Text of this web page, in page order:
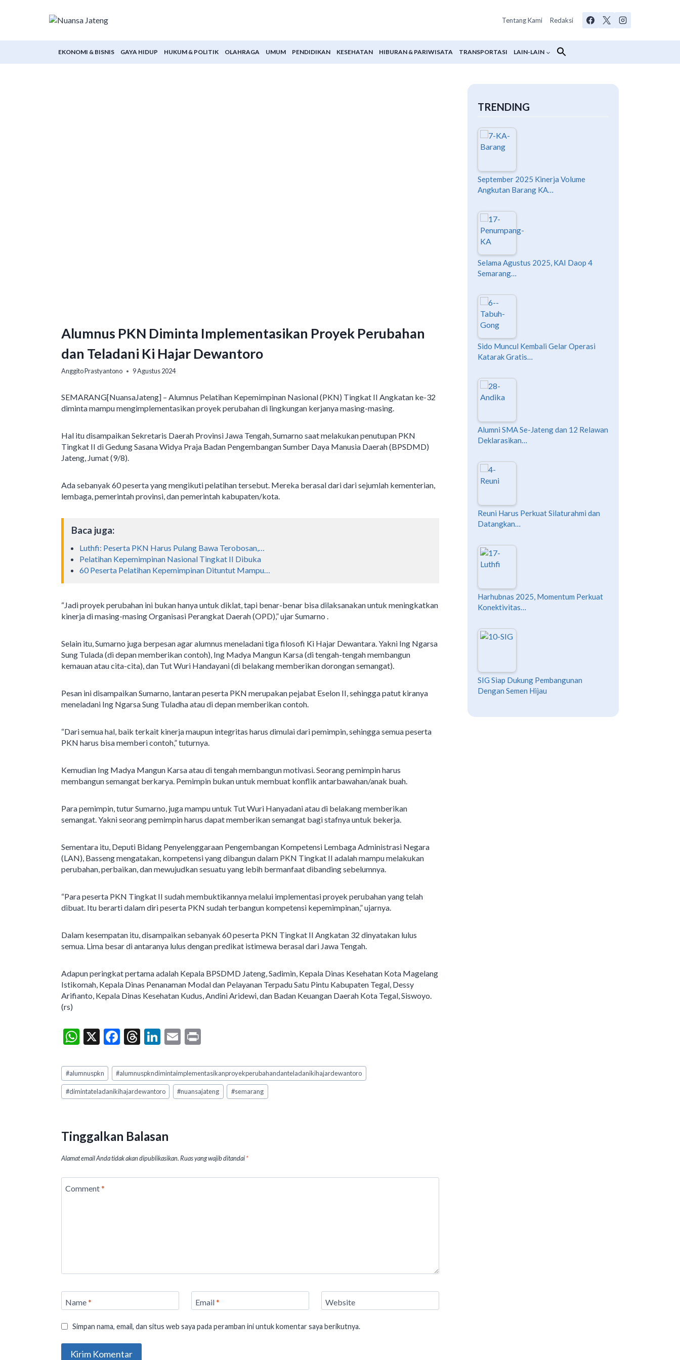
Tentang Kami Redaksi
EKONOMI & BISNIS GAYA HIDUP HUKUM & POLITIK OLAHRAGA UMUM PENDIDIKAN KESEHATAN HIBURAN & PARIWISATA TRANSPORTASI LAIN-LAIN
Alumnus PKN Diminta Implementasikan Proyek Perubahan
dan Teladani Ki Hajar Dewantoro
Anggito Prastyantono 9 Agustus 2024
SEMARANG[NuansaJateng] – Alumnus Pelatihan Kepemimpinan Nasional (PKN) Tingkat II Angkatan ke-32
diminta mampu mengimplementasikan proyek perubahan di lingkungan kerjanya masing-masing.
Hal itu disampaikan Sekretaris Daerah Provinsi Jawa Tengah, Sumarno saat melakukan penutupan PKN
Tingkat II di Gedung Sasana Widya Praja Badan Pengembangan Sumber Daya Manusia Daerah (BPSDMD)
Jateng, Jumat (9/8).
Ada sebanyak 60 peserta yang mengikuti pelatihan tersebut. Mereka berasal dari dari sejumlah kementerian,
lembaga, pemerintah provinsi, dan pemerintah kabupaten/kota.
Baca juga:
Luthfi: Peserta PKN Harus Pulang Bawa Terobosan,…
Pelatihan Kepemimpinan Nasional Tingkat II Dibuka
60 Peserta Pelatihan Kepemimpinan Dituntut Mampu…
“Jadi proyek perubahan ini bukan hanya untuk diklat, tapi benar-benar bisa dilaksanakan untuk meningkatkan
kinerja di masing-masing Organisasi Perangkat Daerah (OPD),” ujar Sumarno .
Selain itu, Sumarno juga berpesan agar alumnus meneladani tiga filosofi Ki Hajar Dewantara. Yakni Ing Ngarsa
Sung Tulada (di depan memberikan contoh), Ing Madya Mangun Karsa (di tengah-tengah membangun
kemauan atau cita-cita), dan Tut Wuri Handayani (di belakang memberikan dorongan semangat).
Pesan ini disampaikan Sumarno, lantaran peserta PKN merupakan pejabat Eselon II, sehingga patut kiranya
meneladani Ing Ngarsa Sung Tuladha atau di depan memberikan contoh.
“Dari semua hal, baik terkait kinerja maupun integritas harus dimulai dari pemimpin, sehingga semua peserta
PKN harus bisa memberi contoh,” tuturnya.
Kemudian Ing Madya Mangun Karsa atau di tengah membangun motivasi. Seorang pemimpin harus
membangun semangat berkarya. Pemimpin bukan untuk membuat konflik antarbawahan/anak buah.
Para pemimpin, tutur Sumarno, juga mampu untuk Tut Wuri Hanyadani atau di belakang memberikan
semangat. Yakni seorang pemimpin harus dapat memberikan semangat bagi stafnya untuk bekerja.
Sementara itu, Deputi Bidang Penyelenggaraan Pengembangan Kompetensi Lembaga Administrasi Negara
(LAN), Basseng mengatakan, kompetensi yang dibangun dalam PKN Tingkat II adalah mampu melakukan
perubahan, perbaikan, dan mewujudkan sesuatu yang lebih bermanfaat dibanding sebelumnya.
“Para peserta PKN Tingkat II sudah membuktikannya melalui implementasi proyek perubahan yang telah
dibuat. Itu berarti dalam diri peserta PKN sudah terbangun kompetensi kepemimpinan,” ujarnya.
Dalam kesempatan itu, disampaikan sebanyak 60 peserta PKN Tingkat II Angkatan 32 dinyatakan lulus
semua. Lima besar di antaranya lulus dengan predikat istimewa berasal dari Jawa Tengah.
Adapun peringkat pertama adalah Kepala BPSDMD Jateng, Sadimin, Kepala Dinas Kesehatan Kota Magelang
Istikomah, Kepala Dinas Penanaman Modal dan Pelayanan Terpadu Satu Pintu Kabupaten Tegal, Dessy
Arifianto, Kepala Dinas Kesehatan Kudus, Andini Aridewi, dan Badan Keuangan Daerah Kota Tegal, Siswoyo.
(rs)
W
at
s
A
p
X
F
e
b
o
k
T
ea
ds
Li
ke
dI
n
E
ai
l
t
Post
Tags:
#alumnuspkn #alumnuspkndimintaimplementasikanproyekperubahandanteladanikihajardewantoro
#dimintateladanikihajardewantoro #nuansajateng #semarang
Tinggalkan Balasan
Alamat email Anda tidak akan dipublikasikan.Ruas yang wajib ditandai*
Comment*
Name* Email* Website
Simpan nama, email, dan situs web saya pada peramban ini untuk komentar saya berikutnya.
TRENDING
September 2025 Kinerja Volume
Angkutan Barang KA…
Selama Agustus 2025, KAI Daop 4
Semarang…
Sido Muncul Kembali Gelar Operasi
Katarak Gratis…
Alumni SMA Se-Jateng dan 12 Relawan
Deklarasikan…
Reuni Harus Perkuat Silaturahmi dan
Datangkan…
Harhubnas 2025, Momentum Perkuat
Konektivitas…
SIG Siap Dukung Pembangunan
Dengan Semen Hijau